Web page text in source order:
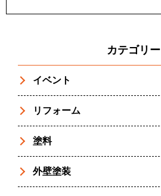
カテゴリー
イベント
リフォーム
塗料
外壁塗装